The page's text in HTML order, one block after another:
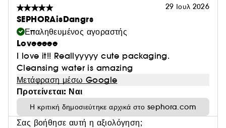
29 Ιουλ 2026
SEPHORAisDangrs
Επαληθευμένος αγοραστής
Loveeeee
I love it!! Reallyyyyy cute packaging.
Cleansing water is amazing
Μετάφραση μέσω Google
Προτείνεται: Ναι
Η κριτική δημοσιεύτηκε αρχικά στο sephora.com
Σας βοήθησε αυτή η αξιολόγηση;